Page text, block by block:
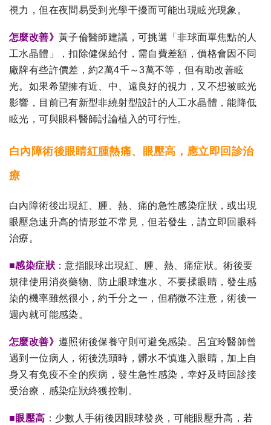
視力，但在夜間易受到光學干擾而可能出現眩光現象。
怎麼改善》 黃子倫醫師建議，可挑選「非球面單焦點的人
工水晶體」，扣除健保給付，需自費差額，價格會因不同
廠牌有些許價差，約2萬4千～3萬不等，但有助改善眩
光。如果希望擁有近、中、遠良好的視力，又不想被眩光
影響，目前已有新型非繞射型設計的人工水晶體，能降低
眩光，可與眼科醫師討論植入的可行性。
白內障術後眼睛紅腫熱痛、眼壓高，應立即回診治
療
白內障術後出現紅、腫、熱、痛的急性感染症狀，或出現
眼壓急速升高的情形並不常見，但若發生，請立即回眼科
治療。
■感染症狀：意指眼球出現紅、腫、熱、痛症狀。術後要
規律使用消炎藥物、防止眼球進水、不要揉眼睛，發生感
染的機率雖然很小，約千分之一，但稍微不注意，術後一
週內就可能感染。
怎麼改善》 遵照術後保養守則可避免感染。呂宜玲醫師曾
遇到一位病人，術後洗頭時，髒水不慎進入眼睛，加上自
身又有免疫不全的疾病，發生急性感染，幸好及時回診接
受治療，感染症狀終獲控制。
■眼壓高 ：少數人手術後因眼球發炎，可能眼壓升高，若